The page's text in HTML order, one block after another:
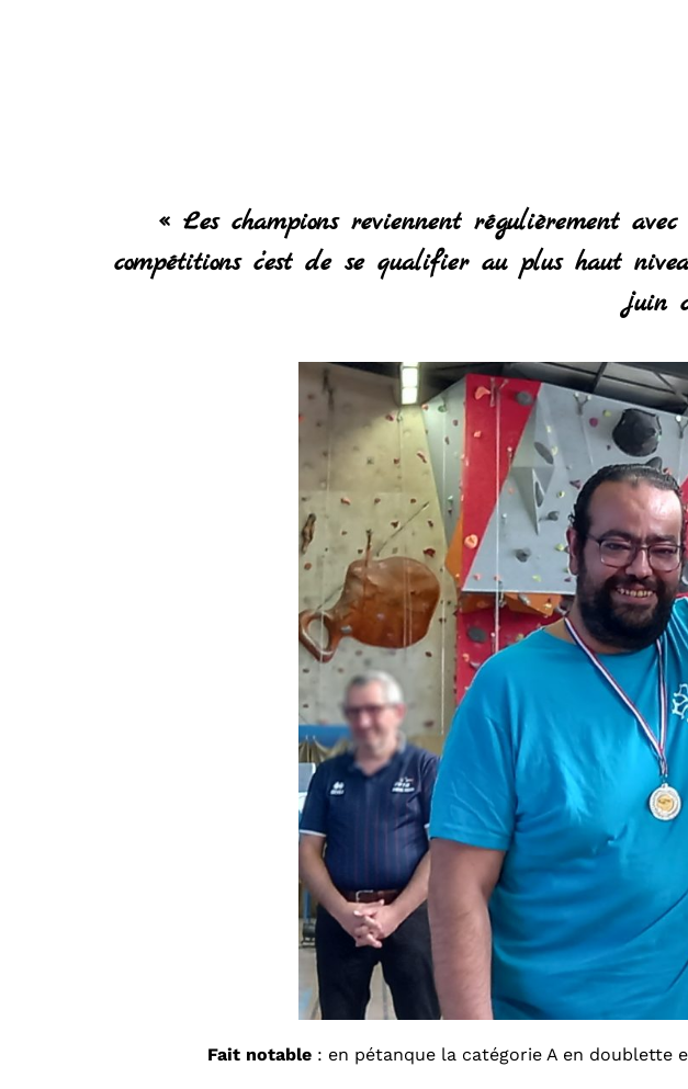
« Les champions reviennent régulièrement
compétitions c’est de se qualifier au plus haut
juin
Fait notable: en pétanque la catégorie A en doublette